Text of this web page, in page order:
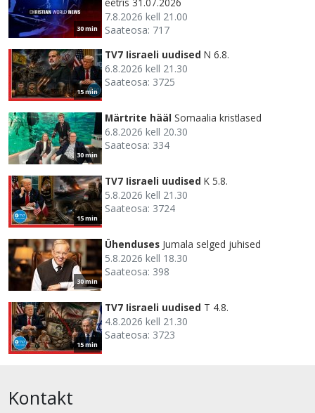
30 min
7.8.2026 kell 21.00
Saateosa: 717
15 min
TV7 Iisraeli uudised N 6.8.
6.8.2026 kell 21.30
Saateosa: 3725
30 min
Märtrite hääl Somaalia kristlased
6.8.2026 kell 20.30
Saateosa: 334
15 min
TV7 Iisraeli uudised K 5.8.
5.8.2026 kell 21.30
Saateosa: 3724
30 min
Ühenduses Jumala selged juhised
5.8.2026 kell 18.30
Saateosa: 398
15 min
TV7 Iisraeli uudised T 4.8.
4.8.2026 kell 21.30
Saateosa: 3723
Kontakt